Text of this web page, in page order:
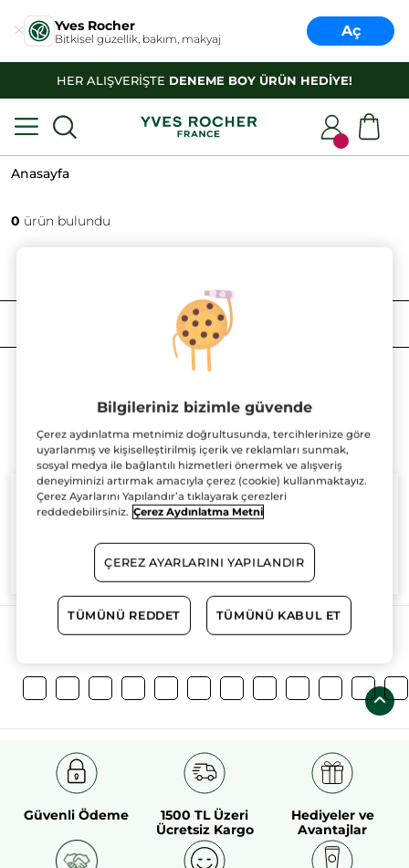
Yves Rocher
Bitkisel güzellik, bakım, makyaj Aç
HER ALIŞVERİŞTE DENEME BOY ÜRÜN HEDİYE!
Anasayfa
0 ürün bulundu
SIRALAMA
%100
aktifler
bitkisel
tarım sahası
Daha Fazlasını Keşfedin!
Güvenli Ödeme
1500 TL Üzeri
Ücretsiz Kargo
Hediyeler ve
Avantajlar
Bilgileriniz bizimle güvende
Çerez aydınlatma metnimiz doğrultusunda, tercihlerinize göre
uyarlanmış ve kişiselleştirilmiş içerik ve reklamları sunmak,
sosyal medya ile bağlantılı hizmetleri önermek ve alışveriş
deneyiminizi artırmak amacıyla çerez (cookie) kullanmaktayız.
Çerez Ayarlarını Yapılandır’a tıklayarak çerezleri
reddedebilirsiniz. Çerez Aydınlatma Metni
ÇEREZ AYARLARINI YAPILANDIR
TÜMÜNÜ REDDET TÜMÜNÜ KABUL ET